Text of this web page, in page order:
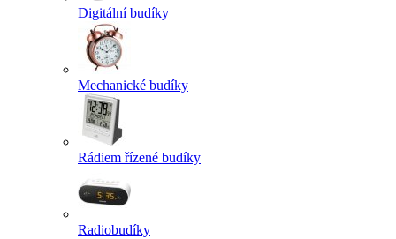
Digitální budíky
Mechanické budíky
Rádiem řízené budíky
Radiobudíky